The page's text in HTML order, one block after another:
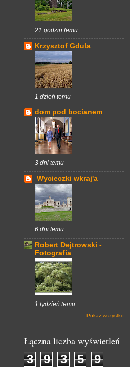
21 godzin temu
Krzysztof Gdula
1 dzień temu
dom pod bocianem
3 dni temu
Wycieczki wkraj'a
6 dni temu
Robert Dejtrowski -
Fotografia
1 tydzień temu
Pokaż wszystko
Łączna liczba wyświetleń
3 9 3 5
9